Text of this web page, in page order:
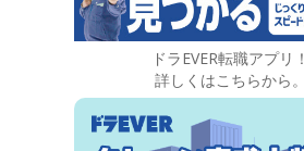
ドラEVER転職アプリ！
詳しくはこちらから。